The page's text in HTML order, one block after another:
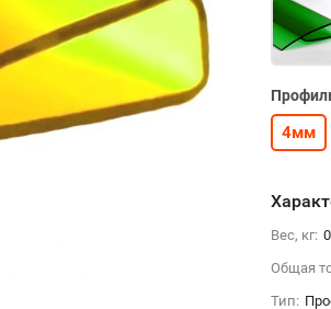
4мм
Вес, кг:
Общая
Тип: